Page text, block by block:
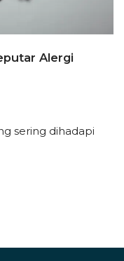
Alergi
sering dihadapi